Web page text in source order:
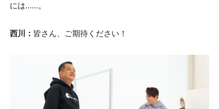
には……。
西川： 皆さん、ご期待ください！